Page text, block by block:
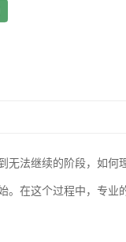
法继续的阶段，如何
在这个过程中，专业